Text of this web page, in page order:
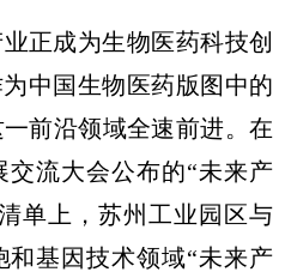
正成为生物医药科技创
中国生物医药版图中的
前沿领域全速前进。在
交流大会公布的“未来产
单上，苏州工业园区与
基因技术领域“未来产